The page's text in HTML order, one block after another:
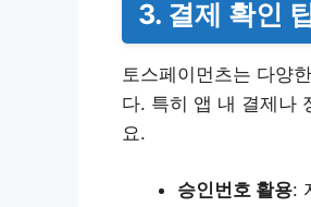
3. 결제 확인
토스페이먼츠는 다양
다. 특히 앱 내 결제나
요.
승인번호 활용: